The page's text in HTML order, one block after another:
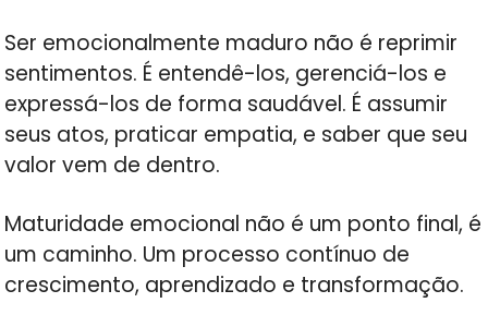
Ser emocionalmente maduro não é reprimir
sentimentos. É entendê-los, gerenciá-los e
expressá-los de forma saudável. É assumir
seus atos, praticar empatia, e saber que seu
valor vem de dentro.
Maturidade emocional não é um ponto final, é
um caminho. Um processo contínuo de
crescimento, aprendizado e transformação.